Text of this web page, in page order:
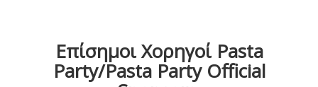
Επίσημοι Χορηγοί Pasta
Party/Pasta Party Official